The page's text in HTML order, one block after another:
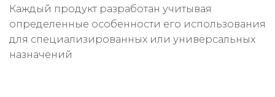
Каждый продукт разработан учитывая
определенные особенности его использования
для специализированных или универсальных
назначений